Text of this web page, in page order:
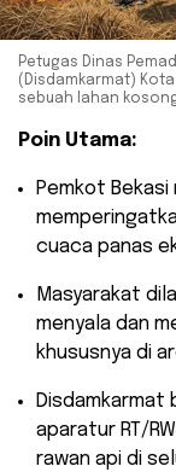
Petugas Dinas
(Disdamkarmat)
sebuah lahan
Poin Utama:
​Pemkot Bekasi
cuaca panas
​Masyarakat
menyala dan
khususnya di
aparatur RT/
rawan api di